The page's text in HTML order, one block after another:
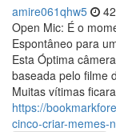
amire061qhw5
Open Mic: É o
Espontâneo para
Esta Óptima
baseada pelo filme
Muitas vítimas
https://
cinco-criar-memes-